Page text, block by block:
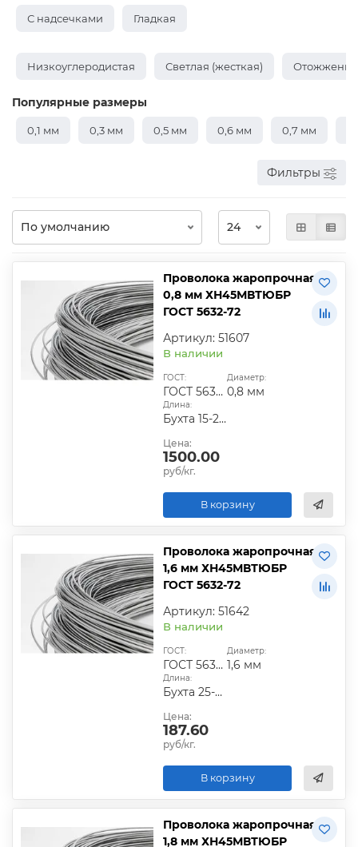
С надсечками Гладкая
Низкоуглеродистая Светлая (жесткая)
Популярные размеры
0,1 мм 0,3 мм 0,5 мм 0,6 мм 0,7 мм
Фильтры
Проволока жаропрочная
0,8 мм ХН45МВТЮБР
ГОСТ 5632-72
Артикул: 51607
В наличии
ГОСТ:
ГОСТ 5632-72
Диаметр:
0,8 мм
Длина:
Бухта 15-20 кг
Цена:
1500.00
руб/кг.
В корзину
Проволока жаропрочная
1,6 мм ХН45МВТЮБР
ГОСТ 5632-72
Артикул: 51642
В наличии
ГОСТ:
ГОСТ 5632-72
Диаметр:
1,6 мм
Длина:
Бухта 25-50 кг
Цена:
187.60
руб/кг.
В корзину
Проволока жаропрочная
1,8 мм ХН45МВТЮБР